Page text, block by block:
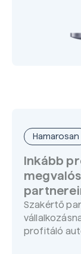
Hamarosan
Inkább
Szakértő
profitáló